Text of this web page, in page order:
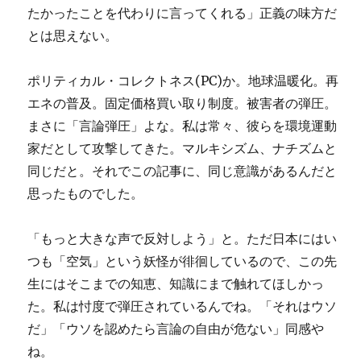
たかったことを代わりに言ってくれる」正義の味方だ
とは思えない。
ポリティカル・コレクトネス(PC)か。地球温暖化。再
エネの普及。固定価格買い取り制度。被害者の弾圧。
まさに「言論弾圧」よな。私は常々、彼らを環境運動
家だとして攻撃してきた。マルキシズム、ナチズムと
同じだと。それでこの記事に、同じ意識があるんだと
思ったものでした。
「もっと大きな声で反対しよう」と。ただ日本にはい
つも「空気」という妖怪が徘徊しているので、この先
生にはそこまでの知恵、知識にまで触れてほしかっ
た。私は忖度で弾圧されているんでね。「それはウソ
だ」「ウソを認めたら言論の自由が危ない」同感や
ね。